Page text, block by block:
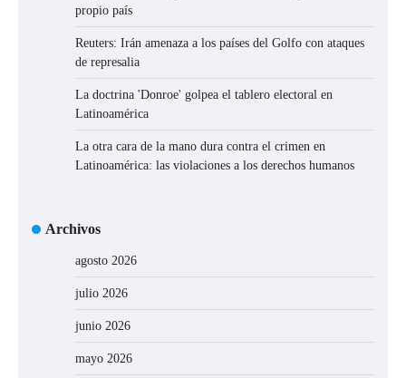
propio país
Reuters: Irán amenaza a los países del Golfo con ataques
de represalia
La doctrina 'Donroe' golpea el tablero electoral en
Latinoamérica
La otra cara de la mano dura contra el crimen en
Latinoamérica: las violaciones a los derechos humanos
Archivos
agosto 2026
julio 2026
junio 2026
mayo 2026